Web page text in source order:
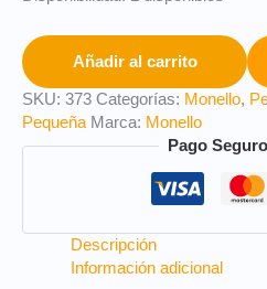
Añadir al carrito
SKU: 373 Categorías: Monello,
Pequeña Marca: Monello
Pago
Descripción
Información adicional